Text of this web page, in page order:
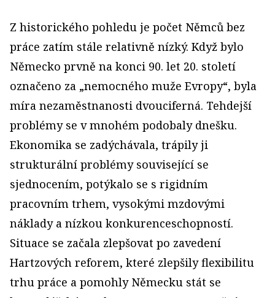
Z historického pohledu je počet Němců bez
práce zatím stále relativně nízký. Když bylo
Německo prvně na konci 90. let 20. století
označeno za „nemocného muže Evropy“, byla
míra nezaměstnanosti dvouciferná. Tehdejší
problémy se v mnohém podobaly dnešku.
Ekonomika se zadýchávala, trápily ji
strukturální problémy související se
sjednocením, potýkalo se s rigidním
pracovním trhem, vysokými mzdovými
náklady a nízkou konkurenceschopností.
Situace se začala zlepšovat po zavedení
Hartzových reforem, které zlepšily flexibilitu
trhu práce a pomohly Německu stát se